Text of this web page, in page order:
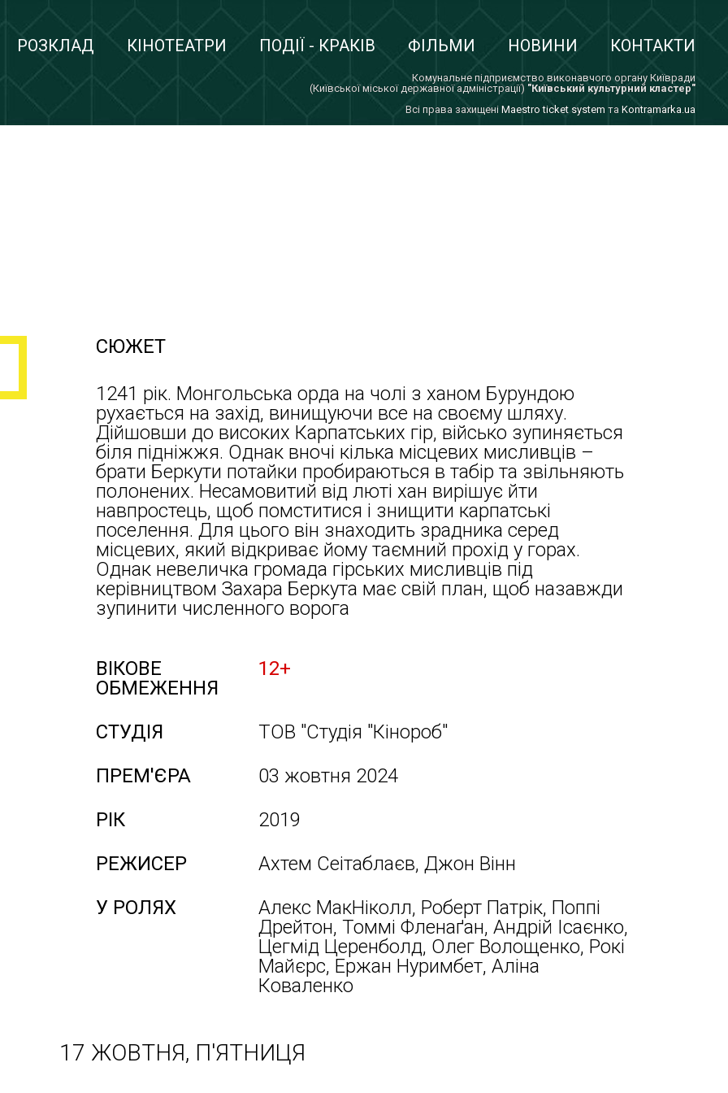
РОЗКЛАД КІНОТЕАТРИ ПОДІЇ - КРАКІВ ФІЛЬМИ НОВИНИ КОНТАКТИ
Комунальне підприємство виконавчого органу Київради
(Київської міської державної адміністрації) "Київський культурний кластер"
Всi права захищенi Maestro ticket system та Kontramarka.ua
СЮЖЕТ
1241 рік. Монгольська орда на чолі з ханом Бурундою
рухається на захід, винищуючи все на своєму шляху.
Дійшовши до високих Карпатських гір, військо зупиняється
біля підніжжя. Однак вночі кілька місцевих мисливців –
брати Беркути потайки пробираються в табір та звільняють
полонених. Несамовитий від люті хан вирішує йти
навпростець, щоб помститися і знищити карпатські
поселення. Для цього він знаходить зрадника серед
місцевих, який відкриває йому таємний прохід у горах.
Однак невеличка громада гірських мисливців під
керівництвом Захара Беркута має свій план, щоб назавжди
зупинити численного ворога
ВІКОВЕ
ОБМЕЖЕННЯ
12+
СТУДІЯ
ТОВ "Студія "Кінороб"
ПРЕМ'ЄРА
03 жовтня 2024
РІК
2019
РЕЖИСЕР
Ахтем Сеітаблаєв, Джон Вінн
У РОЛЯХ
Алекс МакНіколл, Роберт Патрік, Поппі
Дрейтон, Томмі Фленаґан, Андрій Ісаєнко,
Цегмід Церенболд, Олег Волощенко, Рокі
Майєрс, Ержан Нуримбет, Аліна
Коваленко
17 ЖОВТНЯ, П'ЯТНИЦЯ